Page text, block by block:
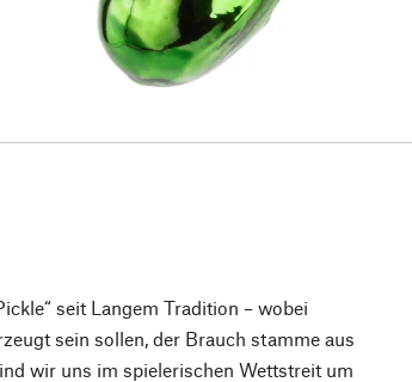
seit Langem Tradition – wobei
sein sollen, der Brauch stamme aus
wir uns im spielerischen Wettstreit um